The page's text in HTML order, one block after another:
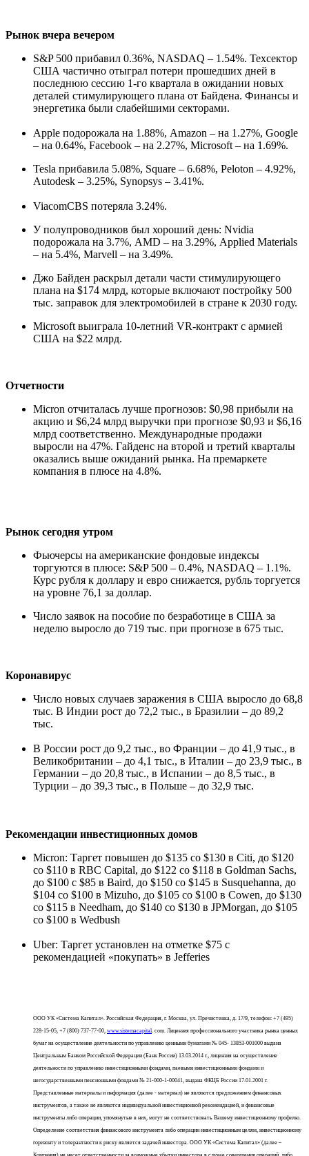
Рынок вчера вечером
S&P 500 прибавил 0.36%, NASDAQ – 1.54%. Техсектор
США частично отыграл потери прошедших дней в
последнюю сессию 1-го квартала в ожидании новых
деталей стимулирующего плана от Байдена. Финансы и
энергетика были слабейшими секторами.
Apple подорожала на 1.88%, Amazon – на 1.27%, Google
– на 0.64%, Facebook – на 2.27%, Microsoft – на 1.69%.
Tesla прибавила 5.08%, Square – 6.68%, Peloton – 4.92%,
Autodesk – 3.25%, Synopsys – 3.41%.
ViacomCBS потеряла 3.24%.
У полупроводников был хороший день: Nvidia
подорожала на 3.7%, AMD – на 3.29%, Applied Materials
– на 5.4%, Marvell – на 3.49%.
Джо Байден раскрыл детали части стимулирующего
плана на $174 млрд, которые включают постройку 500
тыс. заправок для электромобилей в стране к 2030 году.
Microsoft выиграла 10-летний VR-контракт с армией
США на $22 млрд.
Отчетности
Micron отчиталась лучше прогнозов: $0,98 прибыли на
акцию и $6,24 млрд выручки при прогнозе $0,93 и $6,16
млрд соответственно. Международные продажи
выросли на 47%. Гайденс на второй и третий кварталы
оказались выше ожиданий рынка. На премаркете
компания в плюсе на 4.8%.
Рынок сегодня утром
Фьючерсы на американские фондовые индексы
торгуются в плюсе: S&P 500 – 0.4%, NASDAQ – 1.1%.
Курс рубля к доллару и евро снижается, рубль торгуется
на уровне 76,1 за доллар.
Число заявок на пособие по безработице в США за
неделю выросло до 719 тыс. при прогнозе в 675 тыс.
Коронавирус
Число новых случаев заражения в США выросло до 68,8
тыс. В Индии рост до 72,2 тыс., в Бразилии – до 89,2
тыс.
В России рост до 9,2 тыс., во Франции – до 41,9 тыс., в
Великобритании – до 4,1 тыс., в Италии – до 23,9 тыс., в
Германии – до 20,8 тыс., в Испании – до 8,5 тыс., в
Турции – до 39,3 тыс., в Польше – до 32,9 тыс.
Рекомендации инвестиционных домов
Micron: Таргет повышен до $135 со $130 в Citi, до $120
со $110 в RBC Capital, до $122 со $118 в Goldman Sachs,
до $100 с $85 в Baird, до $150 со $145 в Susquehanna, до
$104 со $100 в Mizuho, до $105 со $100 в Cowen, до $130
со $115 в Needham, до $140 со $130 в JPMorgan, до $105
со $100 в Wedbush
Uber: Таргет установлен на отметке $75 с
рекомендацией «покупать» в Jefferies
ООО УК «Система Капитал». Российская Федерация, г. Москва, ул. Пречистенка, д. 17/9, телефон: +7 (495)
228-15-05, +7 (800) 737-77-00, www.sistemacapital. com. Лицензия профессионального участника рынка ценных
бумаг на осуществление деятельности по управлению ценными бумагами № 045- 13853-001000 выдана
Центральным Банком Российской Федерации (Банк России) 13.03.2014 г., лицензия на осуществление
деятельности по управлению инвестиционными фондами, паевыми инвестиционными фондами и
негосударственными пенсионными фондами № 21-000-1-00041, выдана ФКЦБ России 17.01.2001 г.
Представленные материалы и информация (далее - материал) не являются предложением финансовых
инструментов, а также не являются индивидуальной инвестиционной рекомендацией, и финансовые
инструменты либо операции, упомянутые в них, могут не соответствовать Вашему инвестиционному профилю.
Определение соответствия финансового инструмента либо операции инвестиционным целям, инвестиционному
горизонту и толерантности к риску является задачей инвестора. ООО УК «Система Капитал» (далее –